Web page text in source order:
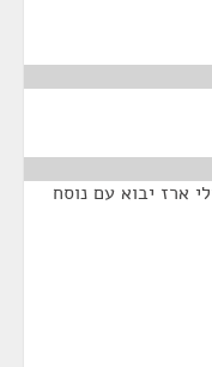
ארז יבוא עם נוסח